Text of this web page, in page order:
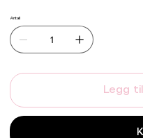
Antall
Legg